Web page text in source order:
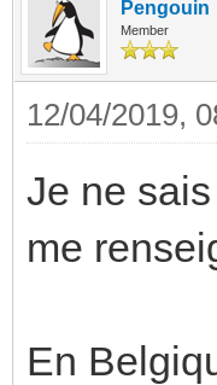
Pengouin
Member
12/04/2019,
Je ne
me
En